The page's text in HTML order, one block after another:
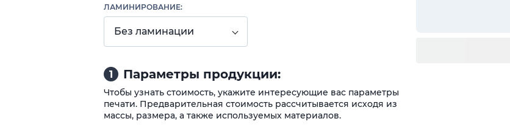
ЛАМИНИРОВАНИЕ:
Без ламинации
1 Параметры продукции:
Чтобы узнать стоимость, укажите интересующие вас параметры
печати. Предварительная стоимость рассчитывается исходя из
массы, размера, а также используемых материалов.